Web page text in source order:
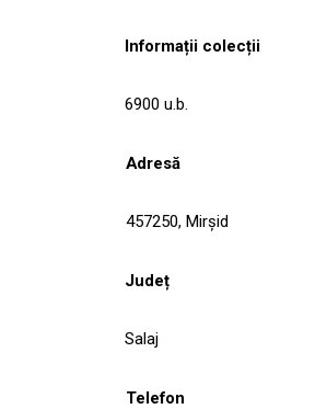
Informații colecții
6900 u.b.
Adresă
457250, Mirşid
Județ
Salaj
Telefon